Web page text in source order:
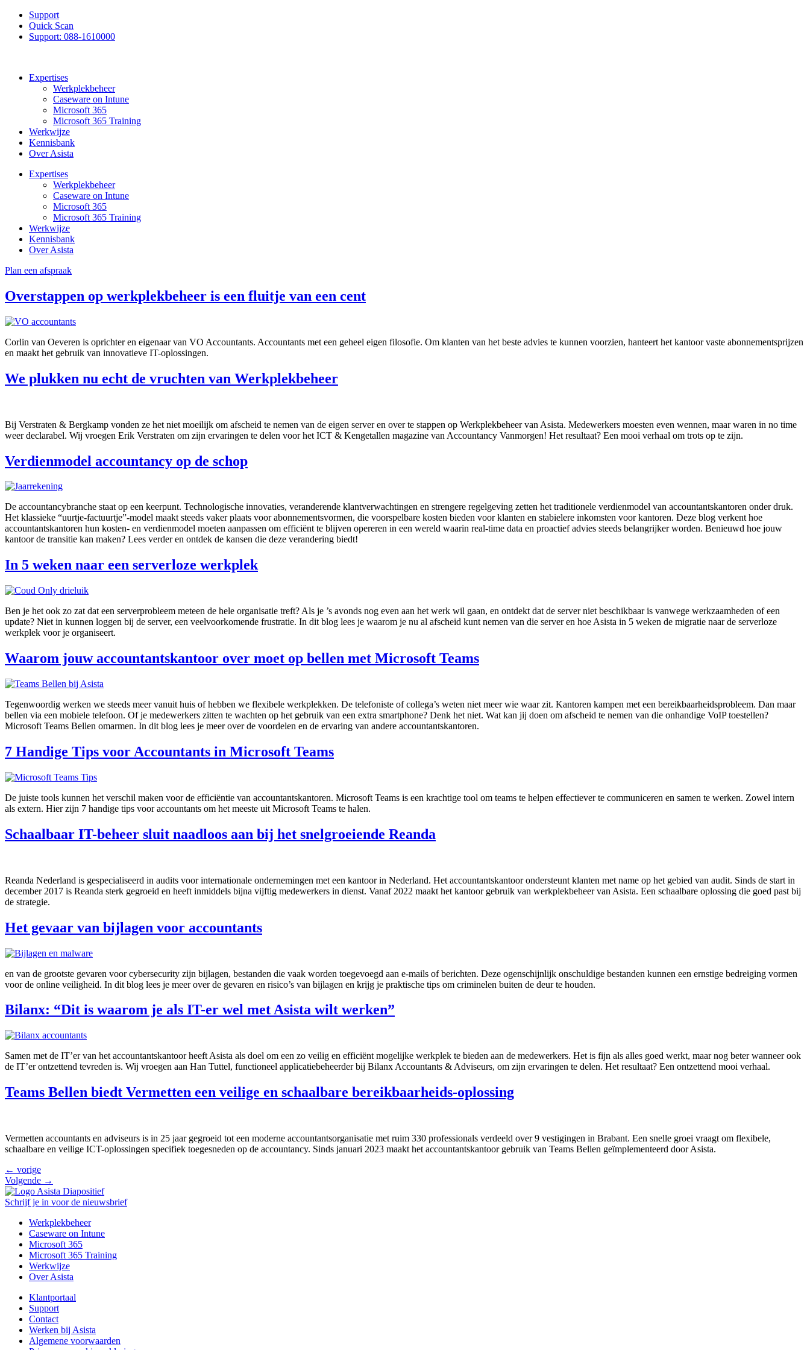
Support
Quick Scan
Support: 088-1610000
Expertises
Werkplekbeheer
Caseware on Intune
Microsoft 365
Microsoft 365 Training
Werkwijze
Kennisbank
Over Asista
Expertises
Werkplekbeheer
Caseware on Intune
Microsoft 365
Microsoft 365 Training
Werkwijze
Kennisbank
Over Asista
Plan een afspraak
Overstappen op werkplekbeheer is een fluitje van een cent
Corlin van Oeveren is oprichter en eigenaar van VO Accountants. Accountants met een geheel eigen filosofie. Om klanten van het beste advies te kunnen voorzien, hanteert het kantoor vaste abonnementsprijzen
en maakt het gebruik van innovatieve IT-oplossingen.
We plukken nu echt de vruchten van Werkplekbeheer
Bij Verstraten & Bergkamp vonden ze het niet moeilijk om afscheid te nemen van de eigen server en over te stappen op Werkplekbeheer van Asista. Medewerkers moesten even wennen, maar waren in no time
weer declarabel. Wij vroegen Erik Verstraten om zijn ervaringen te delen voor het ICT & Kengetallen magazine van Accountancy Vanmorgen! Het resultaat? Een mooi verhaal om trots op te zijn.
Verdienmodel accountancy op de schop
De accountancybranche staat op een keerpunt. Technologische innovaties, veranderende klantverwachtingen en strengere regelgeving zetten het traditionele verdienmodel van accountantskantoren onder druk.
Het klassieke “uurtje-factuurtje”-model maakt steeds vaker plaats voor abonnementsvormen, die voorspelbare kosten bieden voor klanten en stabielere inkomsten voor kantoren. Deze blog verkent hoe
accountantskantoren hun kosten- en verdienmodel moeten aanpassen om efficiënt te blijven opereren in een wereld waarin real-time data en proactief advies steeds belangrijker worden. Benieuwd hoe jouw
kantoor de transitie kan maken? Lees verder en ontdek de kansen die deze verandering biedt!
In 5 weken naar een serverloze werkplek
Ben je het ook zo zat dat een serverprobleem meteen de hele organisatie treft? Als je ’s avonds nog even aan het werk wil gaan, en ontdekt dat de server niet beschikbaar is vanwege werkzaamheden of een
update? Niet in kunnen loggen bij de server, een veelvoorkomende frustratie. In dit blog lees je waarom je nu al afscheid kunt nemen van die server en hoe Asista in 5 weken de migratie naar de serverloze
werkplek voor je organiseert.
Waarom jouw accountantskantoor over moet op bellen met Microsoft Teams
Tegenwoordig werken we steeds meer vanuit huis of hebben we flexibele werkplekken. De telefoniste of collega’s weten niet meer wie waar zit. Kantoren kampen met een bereikbaarheidsprobleem. Dan maar
bellen via een mobiele telefoon. Of je medewerkers zitten te wachten op het gebruik van een extra smartphone? Denk het niet. Wat kan jij doen om afscheid te nemen van die onhandige VoIP toestellen?
Microsoft Teams Bellen omarmen. In dit blog lees je meer over de voordelen en de ervaring van andere accountantskantoren.
7 Handige Tips voor Accountants in Microsoft Teams
De juiste tools kunnen het verschil maken voor de efficiëntie van accountantskantoren. Microsoft Teams is een krachtige tool om teams te helpen effectiever te communiceren en samen te werken. Zowel intern
als extern. Hier zijn 7 handige tips voor accountants om het meeste uit Microsoft Teams te halen.
Schaalbaar IT-beheer sluit naadloos aan bij het snelgroeiende Reanda
Reanda Nederland is gespecialiseerd in audits voor internationale ondernemingen met een kantoor in Nederland. Het accountantskantoor ondersteunt klanten met name op het gebied van audit. Sinds de start in
december 2017 is Reanda sterk gegroeid en heeft inmiddels bijna vijftig medewerkers in dienst. Vanaf 2022 maakt het kantoor gebruik van werkplekbeheer van Asista. Een schaalbare oplossing die goed past bij
de strategie.
Het gevaar van bijlagen voor accountants
en van de grootste gevaren voor cybersecurity zijn bijlagen, bestanden die vaak worden toegevoegd aan e-mails of berichten. Deze ogenschijnlijk onschuldige bestanden kunnen een ernstige bedreiging vormen
voor de online veiligheid. In dit blog lees je meer over de gevaren en risico’s van bijlagen en krijg je praktische tips om criminelen buiten de deur te houden.
Bilanx: “Dit is waarom je als IT-er wel met Asista wilt werken”
Samen met de IT’er van het accountantskantoor heeft Asista als doel om een zo veilig en efficiënt mogelijke werkplek te bieden aan de medewerkers. Het is fijn als alles goed werkt, maar nog beter wanneer ook
de IT’er ontzettend tevreden is. Wij vroegen aan Han Tuttel, functioneel applicatiebeheerder bij Bilanx Accountants & Adviseurs, om zijn ervaringen te delen. Het resultaat? Een ontzettend mooi verhaal.
Teams Bellen biedt Vermetten een veilige en schaalbare bereikbaarheids-oplossing
Vermetten accountants en adviseurs is in 25 jaar gegroeid tot een moderne accountantsorganisatie met ruim 330 professionals verdeeld over 9 vestigingen in Brabant. Een snelle groei vraagt om flexibele,
schaalbare en veilige ICT-oplossingen specifiek toegesneden op de accountancy. Sinds januari 2023 maakt het accountantskantoor gebruik van Teams Bellen geïmplementeerd door Asista.
← vorige
Volgende →
Schrijf je in voor de nieuwsbrief
Werkplekbeheer
Caseware on Intune
Microsoft 365
Microsoft 365 Training
Werkwijze
Over Asista
Klantportaal
Support
Contact
Werken bij Asista
Algemene voorwaarden